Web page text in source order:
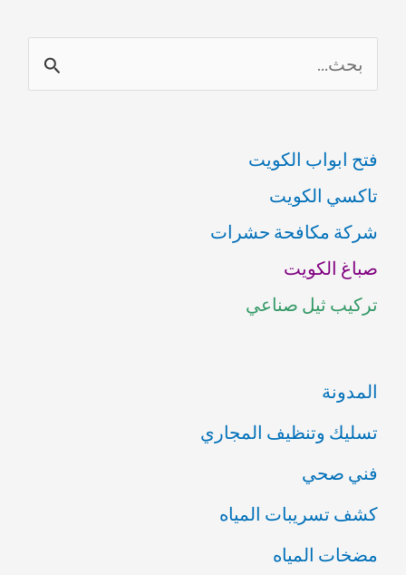
ل
ح
ث
ع
ن
:
فتح ابواب الكويت
تاكسي الكويت
شركة مكافحة حشرات
صباغ الكويت
تركيب ثيل صناعي
المدونة
تسليك وتنظيف المجاري
فني صحي
كشف تسريبات المياه
مضخات المياه